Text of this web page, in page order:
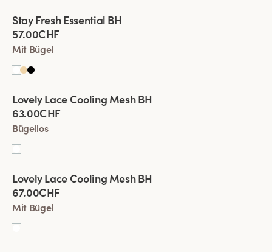
Neues Produkt
Stay Fresh Essential BH
57.00CHF
Mit Bügel
Lovely Lace Cooling Mesh BH
63.00CHF
Bügellos
Lovely Lace Cooling Mesh BH
67.00CHF
Mit Bügel